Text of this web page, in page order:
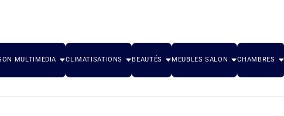
MULTIMEDIA CLIMATISATIONS BEAUTÉS MEUBLES SALON CHAMBRES